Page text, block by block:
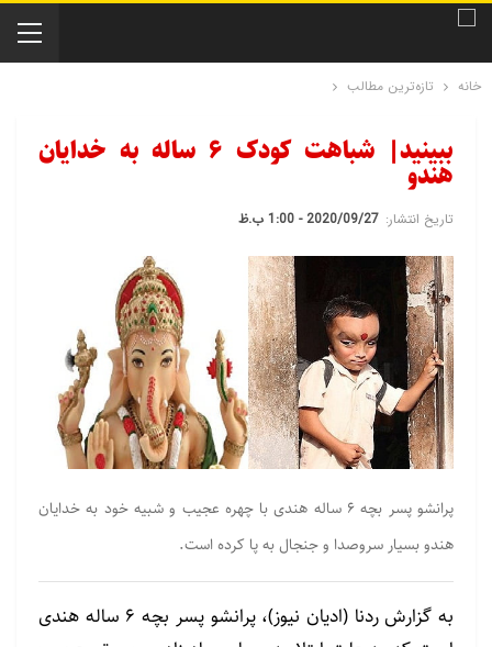
خانه تازه‌ترین مطالب
ببینید| شباهت کودک 6 ساله به خدایان
هندو
تاریخ انتشار: 2020/09/27 - 1:00 ب.ظ
پرانشو پسر بچه 6 ساله هندی با چهره عجیب و شبیه خود به خدایان
هندو بسیار سروصدا و جنجال به پا کرده است.
به گزارش ردنا (ادیان نیوز)، پرانشو پسر بچه 6 ساله هندی